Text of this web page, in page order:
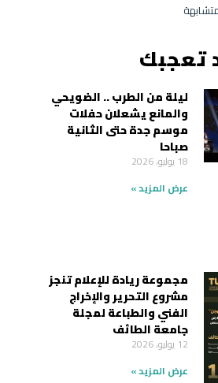
تعجبك
ليلة من الطرب .. الضويحي
والمانع يشعلان حفلات
موسم جدة حتى الثانية
صباحا
18 يوليو، 2026
عرض المزيد »
مجموعة ريادة للإعلام تنجز
مشروع التحرير والإخراج
الفني والطباعة لمجلة
جامعة الطائف
12 يوليو، 2026
عرض المزيد »